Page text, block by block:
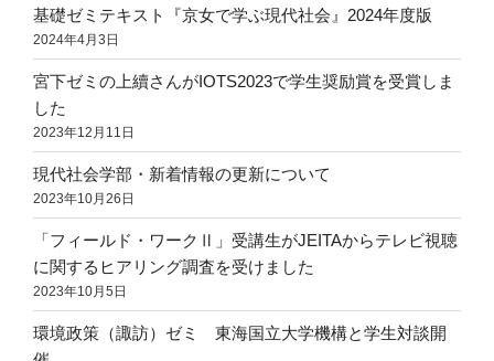
基礎ゼミテキスト『京女で学ぶ現代社会』2024年度版
2024年4月3日
宮下ゼミの上續さんがIOTS2023で学生奨励賞を受賞しま
した
2023年12月11日
現代社会学部・新着情報の更新について
2023年10月26日
「フィールド・ワークⅡ」受講生がJEITAからテレビ視聴
に関するヒアリング調査を受けました
2023年10月5日
環境政策（諏訪）ゼミ 東海国立大学機構と学生対談開